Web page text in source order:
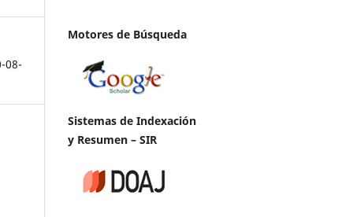
08-
Motores de Búsqueda
Sistemas de Indexación
y Resumen – SIR